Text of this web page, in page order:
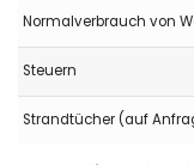
Junge Paare - August
(Originaltext)
Normalverbrauch von
Steuern
Strandtücher (auf